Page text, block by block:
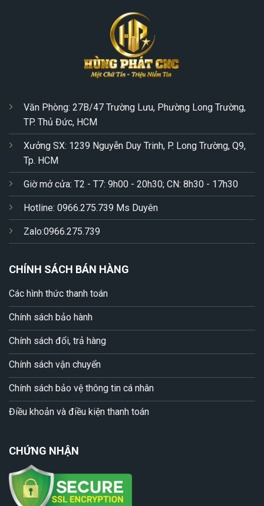
Văn Phòng: 27B/47 Trường Lưu, Phường Long Trường,
TP. Thủ Đức, HCM
Xưởng SX: 1239 Nguyễn Duy Trinh, P. Long Trường, Q9,
Tp. HCM
Giờ mở cửa: T2 - T7: 9h00 - 20h30; CN: 8h30 - 17h30
Hotline: 0966.275.739 Ms Duyên
Zalo:0966.275.739
CHÍNH SÁCH BÁN HÀNG
Các hình thức thanh toán
Chính sách bảo hành
Chính sách đổi, trả hàng
Chính sách vận chuyển
Chính sách bảo vệ thông tin cá nhân
Điều khoản và điều kiện thanh toán
CHỨNG NHẬN